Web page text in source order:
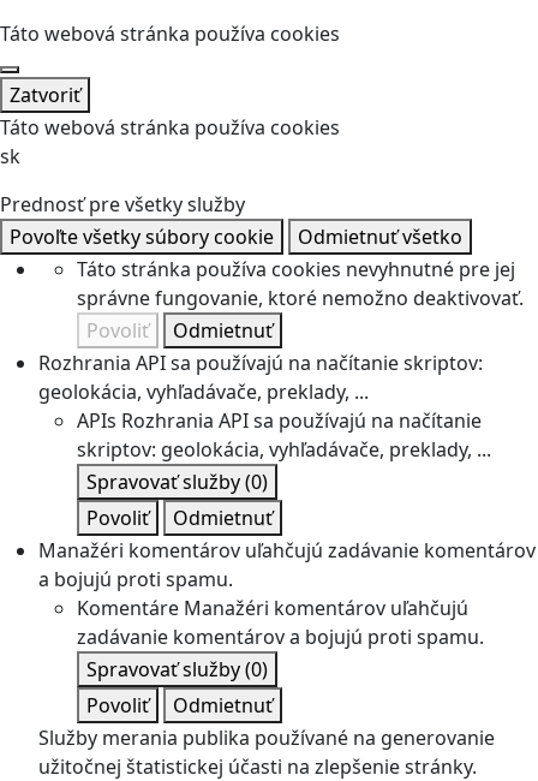
Táto webová stránka používa cookies
Zatvoriť
Táto webová stránka používa cookies
sk
Prednosť pre všetky služby
Povoľte všetky súbory cookie
Odmietnuť všetko
Táto stránka používa cookies nevyhnutné pre jej
správne fungovanie, ktoré nemožno deaktivovať.
Povoliť
Odmietnuť
Rozhrania API sa používajú na načítanie skriptov:
geolokácia, vyhľadávače, preklady, ...
APIs Rozhrania API sa používajú na načítanie
skriptov: geolokácia, vyhľadávače, preklady, ...
Spravovať služby(0)
Povoliť
Odmietnuť
Manažéri komentárov uľahčujú zadávanie komentárov
a bojujú proti spamu.
Komentáre Manažéri komentárov uľahčujú
zadávanie komentárov a bojujú proti spamu.
Spravovať služby(0)
Povoliť
Odmietnuť
Služby merania publika používané na generovanie
užitočnej štatistickej účasti na zlepšenie stránky.